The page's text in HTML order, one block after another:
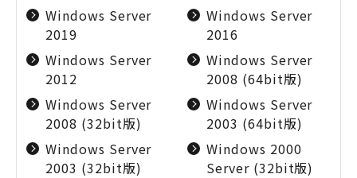
Windows Server
2019
Windows Server
2016
Windows Server
2012
Windows Server
2008 (64bit版)
Windows Server
2008 (32bit版)
Windows Server
2003 (64bit版)
Windows Server
2003 (32bit版)
Windows 2000
Server (32bit版)